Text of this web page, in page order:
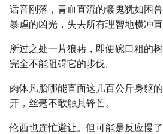
话音刚落，青血直流的髅鬼犹如困
暴虐的凶光，失去所有理智地横冲
所过之处一片狼藉，即便碗口粗的
完全不能阻碍它的步伐。
肉体凡胎哪能直面这几百公斤身躯
开，丝毫不敢触其锋芒。
伦西也连忙避让。但可能是反应慢